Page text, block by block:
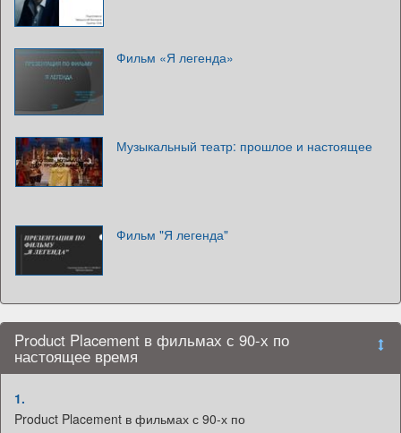
Фильм «Я легенда»
Музыкальный театр: прошлое и настоящее
Фильм "Я легенда"
Product Placement в фильмах с 90-х по
настоящее время
1.
Product Placement в фильмах с 90-х по